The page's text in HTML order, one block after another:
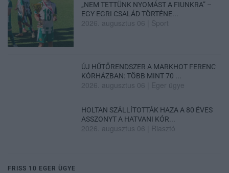
„NEM TETTÜNK NYOMÁST A FIUNKRA” –
EGY EGRI CSALÁD TÖRTÉNE...
2026. augusztus 06 Sport
ÚJ HŰTŐRENDSZER A MARKHOT FERENC
KÓRHÁZBAN: TÖBB MINT 70 ...
2026. augusztus 06 Eger ügye
HOLTAN SZÁLLÍTOTTÁK HAZA A 80 ÉVES
ASSZONYT A HATVANI KÓR...
2026. augusztus 06 Riasztó
FRISS 10 EGER ÜGYE